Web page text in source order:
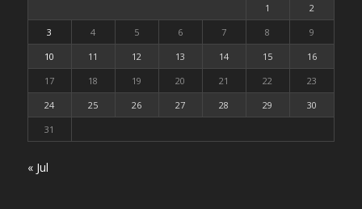
1
2
3
4 5 6 7 8
9
10
11 12 13 14 15
16
17
18 19 20 21 22
23
24
25 26 27 28 29
30
31
« Jul